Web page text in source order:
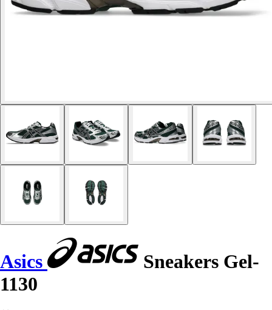
Asics
Sneakers Gel-
1130